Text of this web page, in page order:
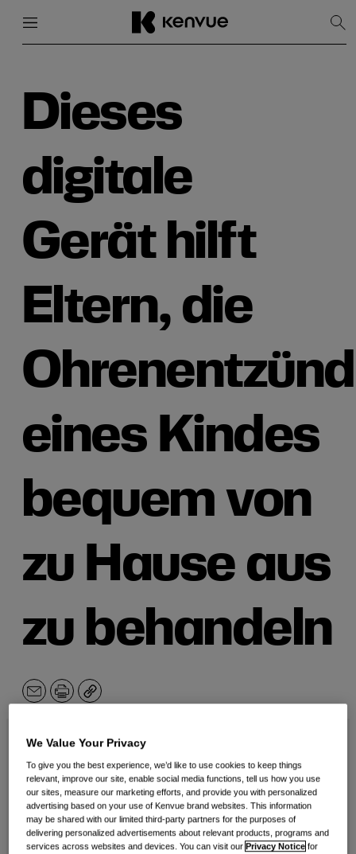
Inhalt
Dieses
digitale
Gerät hilft
Eltern, die
eines Kindes
bequem von
zu Hause aus
zu behandeln
E-
DruckenKopieren
We Value Your Privacy
To give you the best experience, we’d like to use cookies to keep things
relevant, improve our site, enable social media functions, tell us how you use
our sites, measure our marketing efforts, and provide you with personalized
advertising based on your use of Kenvue brand websites. This information
may be shared with our limited third-party partners for the purposes of
delivering personalized advertisements about relevant products, programs and
services across websites and devices. You can visit our Privacy Notice for